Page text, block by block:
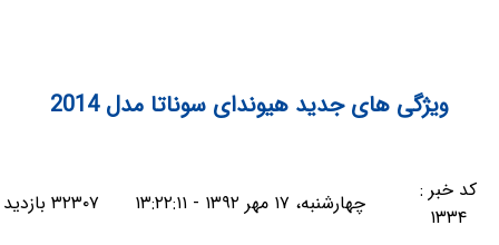
ویژگی های جدید هیوندای سوناتا مدل 2014
کد خبر :
۱۳۳۴
چهارشنبه، ۱۷ مهر ۱۳۹۲ - ۱۳:۲۲:۱۱ ۳۲۳۰۷ بازدید